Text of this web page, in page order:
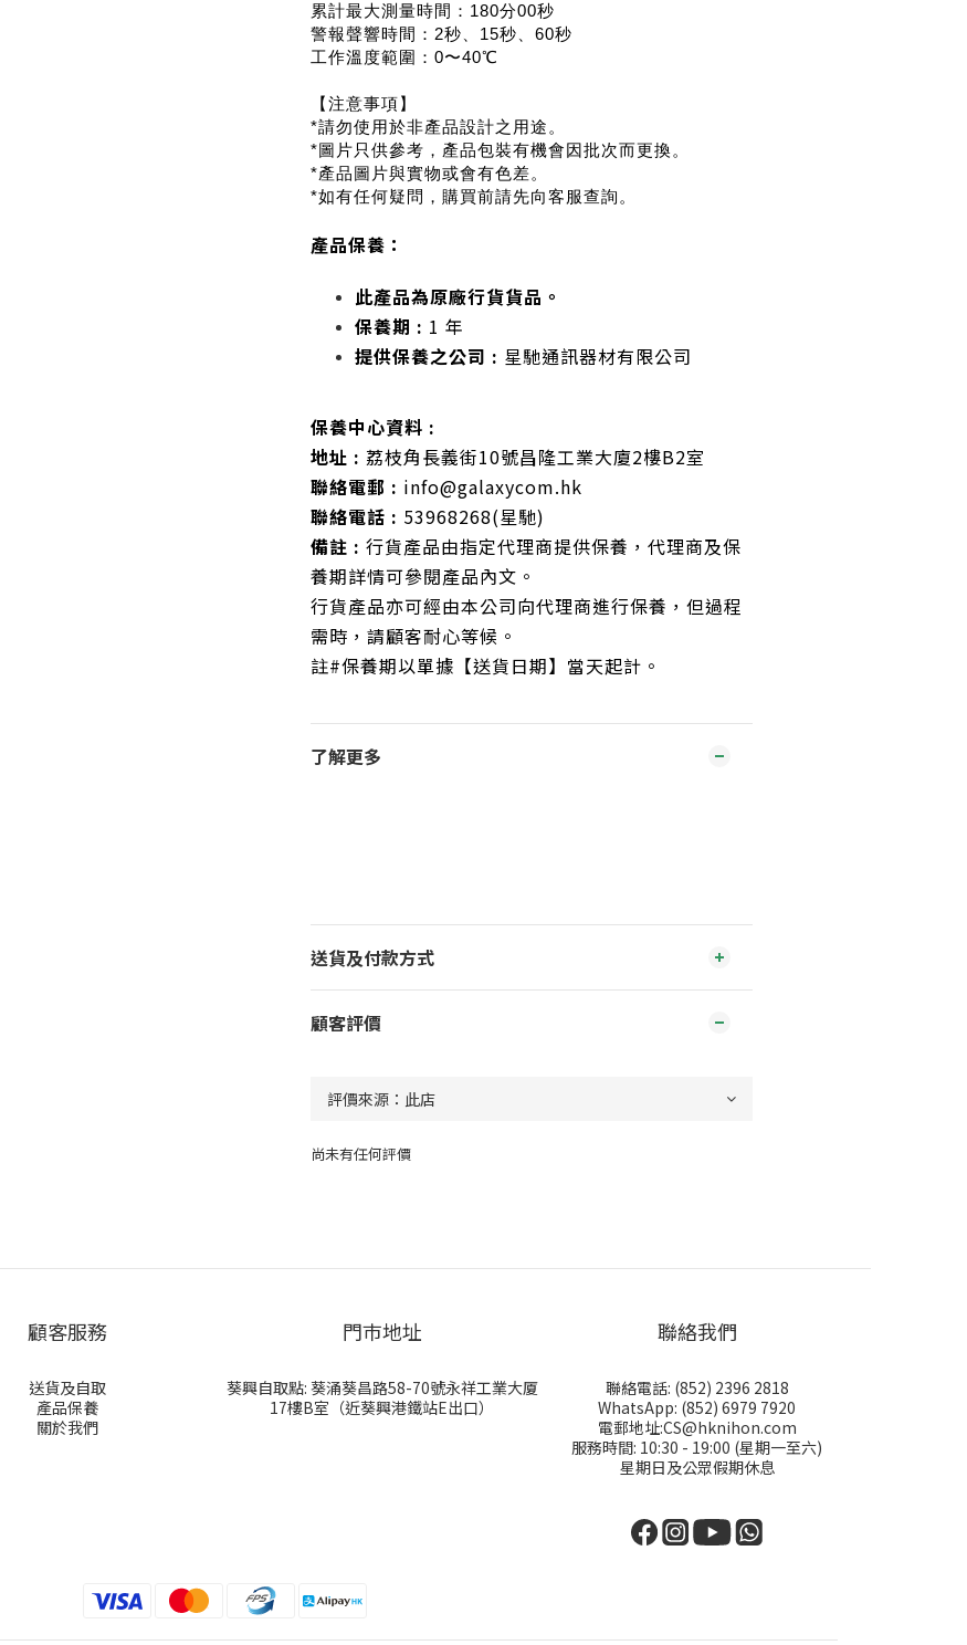
累計最大測量時間：180分00秒
警報聲響時間：2秒、15秒、60秒
工作溫度範圍：0〜40℃
【注意事項】
*請勿使用於非產品設計之用途。
*圖片只供參考，產品包裝有機會因批次而更換。
*產品圖片與實物或會有色差。
*如有任何疑問，購買前請先向客服查詢。
產品保養：
此產品為原廠行貨貨品。
保養期 : 1 年
提供保養之公司 : 星馳通訊器材有限公司
保養中心資料 :
地址 : 荔枝角長義街10號昌隆工業大廈2樓B2室
聯絡電郵 : info@galaxycom.hk
聯絡電話 : 53968268(星馳)
備註 : 行貨產品由指定代理商提供保養，代理商及保
養期詳情可參閱產品內文。
行貨產品亦可經由本公司向代理商進行保養，但過程
需時，請顧客耐心等候。
註#保養期以單據【送貨日期】當天起計。
了解更多
送貨及付款方式
顧客評價
尚未有任何評價
顧客服務
送貨及自取
產品保養
關於我們
門巿地址
葵興自取點: 葵涌葵昌路58-70號永祥工業大厦
17樓B室（近葵興港鐵站E出口）
聯絡我們
聯絡電話: (852) 2396 2818
WhatsApp: (852) 6979 7920
電郵地址:CS@hknihon.com
服務時間: 10:30 - 19:00 (星期一至六)
星期日及公眾假期休息